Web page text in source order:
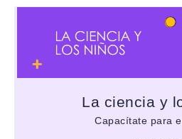
La ciencia y
Capacítate para